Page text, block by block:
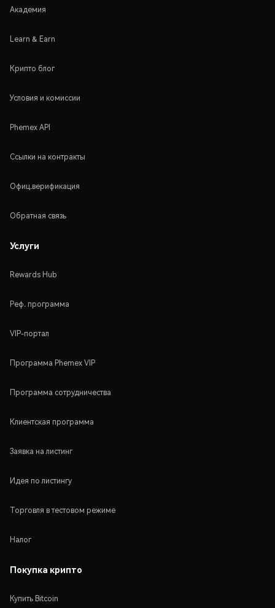
Академия
Learn & Earn
Крипто блог
Условия и комиссии
Phemex API
Ссылки на контракты
Офиц.верификация
Обратная связь
Услуги
Rewards Hub
Реф. программа
VIP-портал
Программа Phemex VIP
Программа сотрудничества
Клиентская программа
Заявка на листинг
Идея по листингу
Торговля в тестовом режиме
Налог
Покупка крипто
Купить Bitcoin